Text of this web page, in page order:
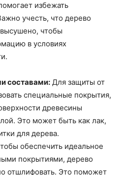
избежать
учесть, что дерево
чтобы
в условиях
составами: Для защиты от
специальные покрытия,
древесины
Это может быть как лак,
для дерева.
обеспечить идеальное
покрытиями, дерево
отшлифовать. Это поможет